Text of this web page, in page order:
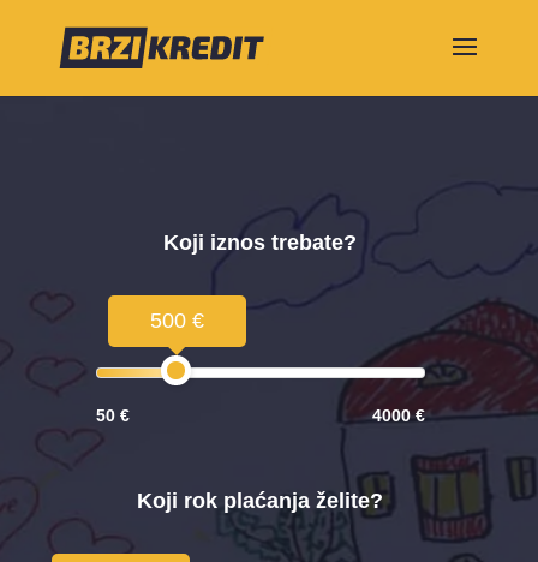
Koji iznos trebate?
500 €
50 € 4000 €
Koji rok plaćanja želite?